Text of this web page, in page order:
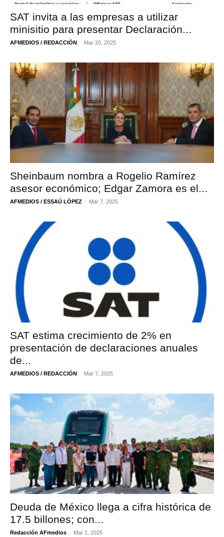
SAT invita a las empresas a utilizar
minisitio para presentar Declaración...
AFMEDIOS / REDACCIÓN - Mar 20, 2025
Sheinbaum nombra a Rogelio Ramírez
asesor económico; Edgar Zamora es el...
AFMEDIOS / ESSAÚ LÓPEZ - Mar 7, 2025
SAT estima crecimiento de 2% en
presentación de declaraciones anuales
de...
AFMEDIOS / REDACCIÓN - Mar 7, 2025
Deuda de México llega a cifra histórica de
17.5 billones; con...
Redacción AFmedios - Mar 1, 2025